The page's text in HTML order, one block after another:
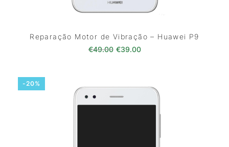
Reparação Motor de Vibração – Huawei P9
€49.00 O preço original era: €49.00.
€39.00O preço atual é:
-20%